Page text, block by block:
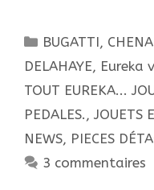
Hdvs
avant
le
6
Catégories
BUGATTI,
DELAHAYE, Eureka
TOUT EUREKA...
PEDALES. , JOUETS
NEWS, PIECES
3 commentaires